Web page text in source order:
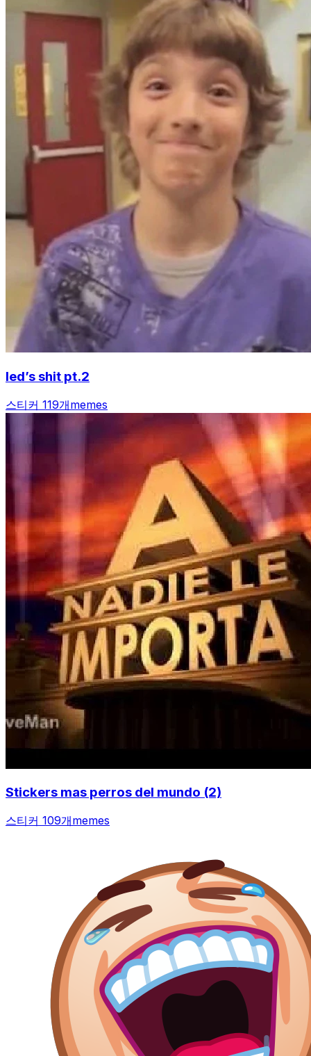
led’s shit pt.2
스티커 119개memes
Stickers mas perros del mundo (2)
스티커 109개memes